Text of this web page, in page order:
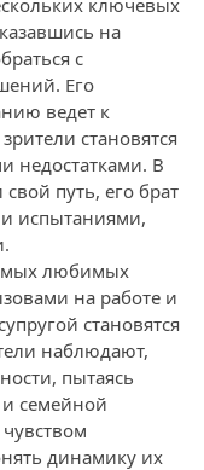
ключевых
на
с
Его
ведет к
становятся
недостатками. В
путь, его брат
испытаниями,
любимых
на работе и
становятся
наблюдают,
пытаясь
семейной
динамику их